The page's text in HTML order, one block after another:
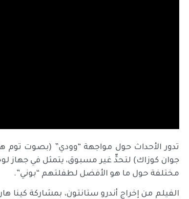
تدور الأحداث حول مواجهة “وودي” (بصوت
جوان كوزاك) لتحدٍّ غير مسبوق، يتمثل في جهاز
مختلفة حول ما هو الأفضل لطفلتهم “بوني”.
الفيلم من إخراج أندرو ستانتون، بمشاركة كينا